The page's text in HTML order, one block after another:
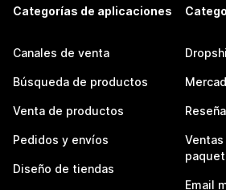
Categorías de aplicaciones
Canales de venta
Búsqueda de productos
Venta de productos
Pedidos y envíos
Diseño de tiendas
Email